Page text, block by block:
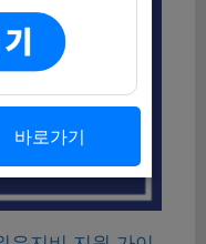
바로가기